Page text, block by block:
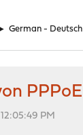
► German - Deutsch
PM